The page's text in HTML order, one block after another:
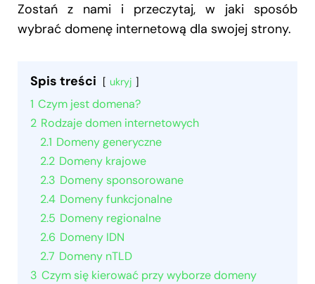
Zostań z nami i przeczytaj, w jaki sposób
wybrać domenę internetową dla swojej strony.
Spis treści ukryj
1 Czym jest domena?
2 Rodzaje domen internetowych
2.1 Domeny generyczne
2.2 Domeny krajowe
2.3 Domeny sponsorowane
2.4 Domeny funkcjonalne
2.5 Domeny regionalne
2.6 Domeny IDN
2.7 Domeny nTLD
3 Czym się kierować przy wyborze domeny